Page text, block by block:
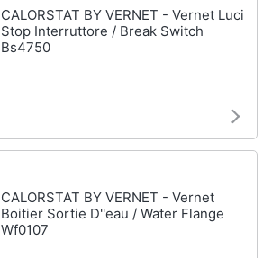
CALORSTAT BY VERNET - Vernet Luci
Stop Interruttore / Break Switch
Bs4750
CALORSTAT BY VERNET - Vernet
Boitier Sortie D''eau / Water Flange
Wf0107